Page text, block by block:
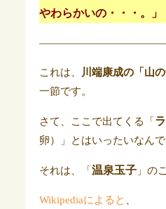
やわらかいの・・・。」
これは、 川端康成の「山の
一節です。
さて、ここで出てくる「
卵）」とはいったいなん
それは、「 温泉玉子」の
Wikipediaによると